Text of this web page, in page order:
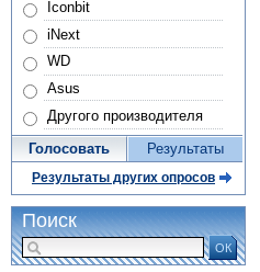
Iconbit
iNext
WD
Asus
Другого производителя
Голосовать Результаты
Результаты других опросов
Поиск
ОК